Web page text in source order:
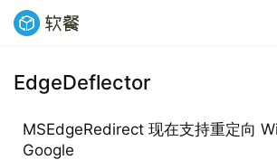
业
EdgeDeflector
MSEdgeRedirect 现在支持重定向
Google